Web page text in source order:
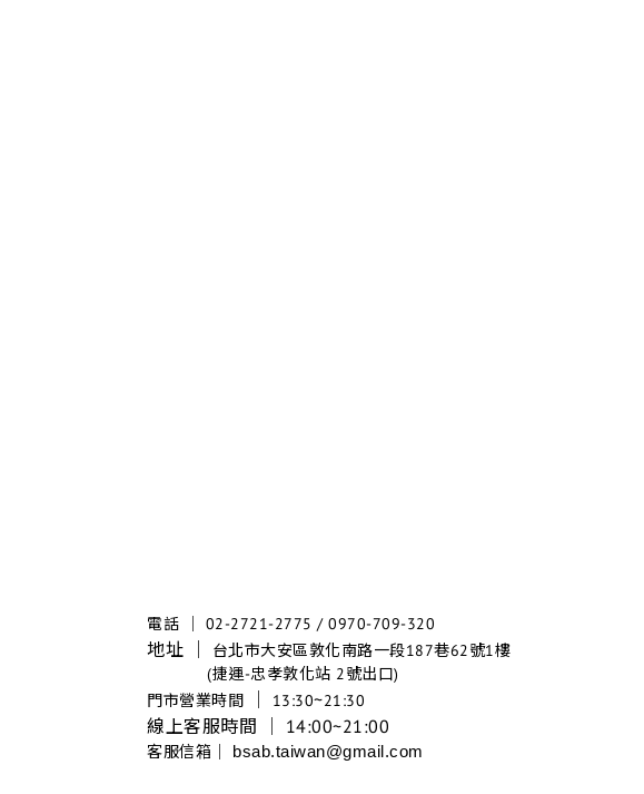
電話 │ 02-2721-2775 / 0970-709-320
地址 │
台北市大安區敦化南路一段187巷62號1樓
(捷運-忠孝敦化站 2號出口)
門市營業時間
13:30~21:30
線上客服時間 │ 14:00~21:00
客服信箱│ bsab.taiwan@gmail.com